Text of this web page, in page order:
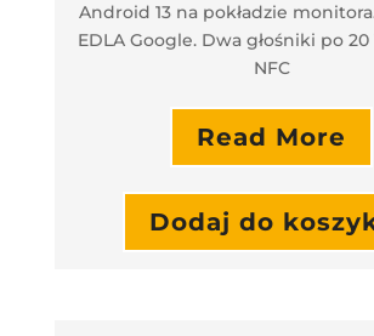
Android 13 na pokładzie
EDLA Google. Dwa głośniki po
NFC
Read More
Dodaj do